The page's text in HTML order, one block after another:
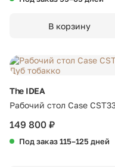
В корзину
The IDEA
Рабочий стол Case
Дуб тобакко
149 800 ₽
Под заказ 115–125 дней